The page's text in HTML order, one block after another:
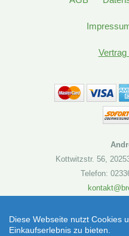
Vertrag
Kottwitzstr. 56
Telefon:
Flow Brain Games
Diese Webseite nutzt Cookies
Einkaufserlebnis zu bieten.